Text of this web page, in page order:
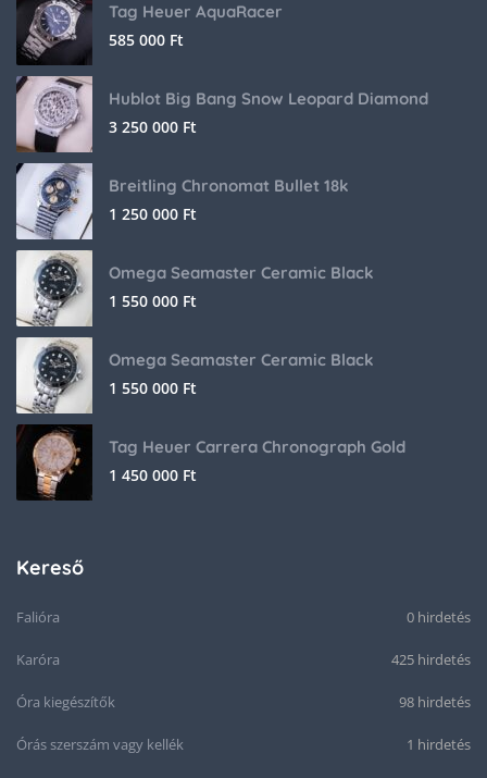
Tag Heuer AquaRacer
585 000 Ft
Hublot Big Bang Snow Leopard Diamond
3 250 000 Ft
Breitling Chronomat Bullet 18k
1 250 000 Ft
Omega Seamaster Ceramic Black
1 550 000 Ft
Omega Seamaster Ceramic Black
1 550 000 Ft
Tag Heuer Carrera Chronograph Gold
1 450 000 Ft
Kereső
Falióra 0 hirdetés
Karóra 425 hirdetés
Óra kiegészítők 98 hirdetés
Órás szerszám vagy kellék 1 hirdetés